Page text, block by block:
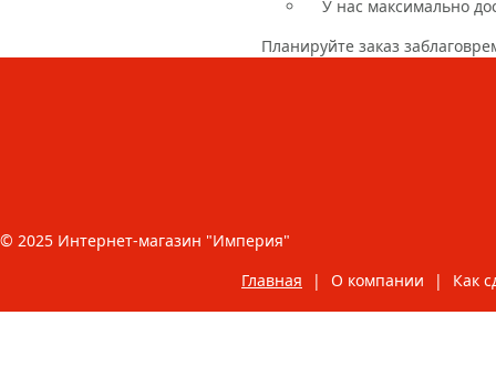
У нас максимально
Планируйте заказ
© 2025 Интернет-магазин "Империя"
Главная
| О компании | Как